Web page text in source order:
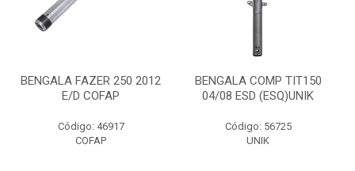
BENGALA FAZER 250 2012
E/D COFAP
Código: 46917
COFAP
BENGALA COMP TIT150
04/08 ESD (ESQ)UNIK
Código: 56725
UNIK